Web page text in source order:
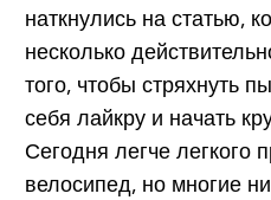
наткнулись на статью,
несколько
того, чтобы стряхнуть
себя лайкру и начать
Сегодня легче легкого
велосипед, но многие